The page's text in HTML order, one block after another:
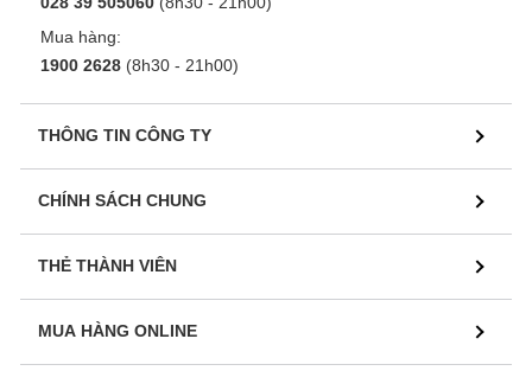
Mua hàng:
1900 2628 (8h30 - 21h00)
THÔNG TIN CÔNG TY
CHÍNH SÁCH CHUNG
THẺ THÀNH VIÊN
MUA HÀNG ONLINE